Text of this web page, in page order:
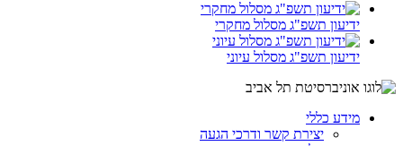
ידיעון תשפ"ג מסלול מחקרי
ידיעון תשפ"ג מסלול עיוני
מידע כללי
יצירת קשר ודרכי הגעה